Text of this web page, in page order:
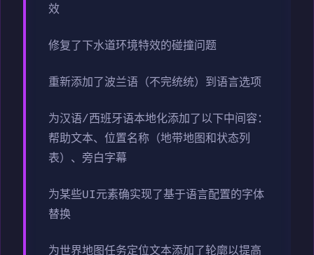
效
修复了下水道环境特效的碰撞问题
重新添加了波兰语（不完统统）到语言选项
为汉语/西班牙语本地化添加了以下中间容：
帮助文本、位置名称（地带地图和状态列
表）、旁白字幕
为某些UI元素确实现了基于语言配置的字体
替换
为世界地图任务定位文本添加了轮廓以提高